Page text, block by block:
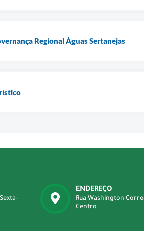
Regional Águas Sertanejas
ENDEREÇO
Rua Washington
Centro